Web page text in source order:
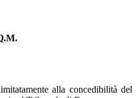
alla concedibilità del